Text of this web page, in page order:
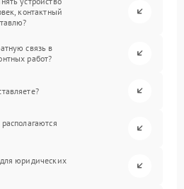
контактный
связь в
работ?
юридических